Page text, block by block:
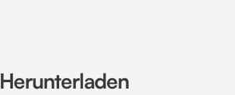
Herunterladen